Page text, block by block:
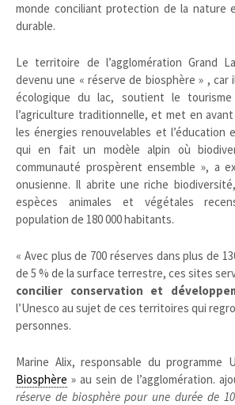
monde conciliant protection de la nature
durable.
Le territoire de l’agglomération Grand
devenu une « réserve de biosphère » ,
écologique du lac, soutient le
l’agriculture traditionnelle, et met en
les énergies renouvelables et l’éducation
qui en fait un modèle alpin où
communauté prospèrent ensemble », a
onusienne. Il abrite une riche
espèces animales et végétales
population de 180 000 habitants.
« Avec plus de 700 réserves dans plus de
de 5 % de la surface terrestre, ces sites
concilier conservation et
l’Unesco au sujet de ces territoires qui
personnes.
Marine Alix, responsable du programme
Biosphère » au sein de l’agglomération.
réserve de biosphère pour une durée de